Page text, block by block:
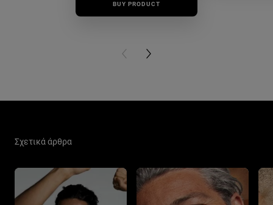
BUY PRODUCT
PREVIOUS CARD
NEXT CARD
Σχετικά άρθρα